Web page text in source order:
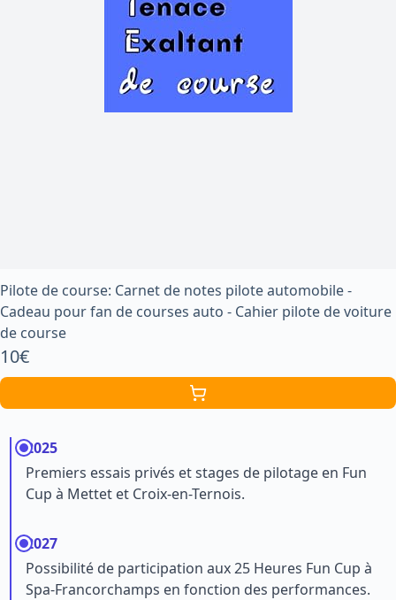
Pilote de course: Carnet de notes pilote automobile -
Cadeau pour fan de courses auto - Cahier pilote de voiture
de course
10€
2025
Premiers essais privés et stages de pilotage en Fun
Cup à Mettet et Croix-en-Ternois.
2027
Possibilité de participation aux 25 Heures Fun Cup à
Spa-Francorchamps en fonction des performances.